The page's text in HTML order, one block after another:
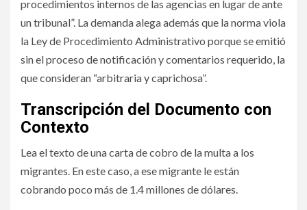
procedimientos internos de las agencias en lugar de ante
un tribunal”. La demanda alega además que la norma viola
la Ley de Procedimiento Administrativo porque se emitió
sin el proceso de notificación y comentarios requerido, la
que consideran “arbitraria y caprichosa”.
Transcripción del Documento con
Contexto
Lea el texto de una carta de cobro de la multa a los
migrantes. En este caso, a ese migrante le están
cobrando poco más de 1.4 millones de dólares.